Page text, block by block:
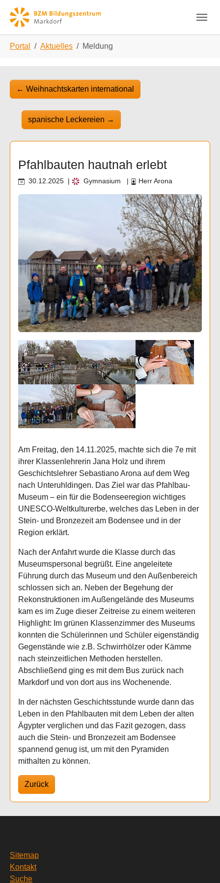
Portal Aktuelles Meldung
← Weihnachtskarten international
spanische Leckereien →
Pfahlbauten hautnah erlebt
30.12.2025 | Gymnasium | Herr Arona
Show larger versionShow larger versionShow larger version
Show larger versionShow larger version
Am Freitag, den 14.11.2025, machte sich die 7e mit
ihrer Klassenlehrerin Jana Holz und ihrem
Geschichtslehrer Sebastiano Arona auf dem Weg
nach Unteruhldingen. Das Ziel war das Pfahlbau-
Museum – ein für die Bodenseeregion wichtiges
UNESCO-Weltkulturerbe, welches das Leben in der
Stein- und Bronzezeit am Bodensee und in der
Region erklärt.
Nach der Anfahrt wurde die Klasse durch das
Museumspersonal begrüßt. Eine angeleitete
Führung durch das Museum und den Außenbereich
schlossen sich an. Neben der Begehung der
Rekonstruktionen im Außengelände des Museums
kam es im Zuge dieser Zeitreise zu einem weiteren
Highlight: Im grünen Klassenzimmer des Museums
konnten die Schülerinnen und Schüler eigenständig
Gegenstände wie z.B. Schwirrhölzer oder Kämme
nach steinzeitlichen Methoden herstellen.
Abschließend ging es mit dem Bus zurück nach
Markdorf und von dort aus ins Wochenende.
In der nächsten Geschichtsstunde wurde dann das
Leben in den Pfahlbauten mit dem Leben der alten
Ägypter verglichen und das Fazit gezogen, dass
auch die Stein- und Bronzezeit am Bodensee
spannend genug ist, um mit den Pyramiden
mithalten zu können.
Zurück
Sitemap
Kontakt
Suche